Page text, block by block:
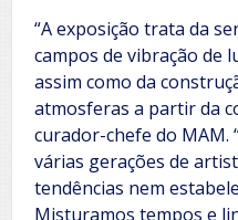
“A exposição trata da
campos de vibração de
assim como da
atmosferas a partir da
curador-chefe do MAM.
várias gerações de
tendências nem
Misturamos tempos e